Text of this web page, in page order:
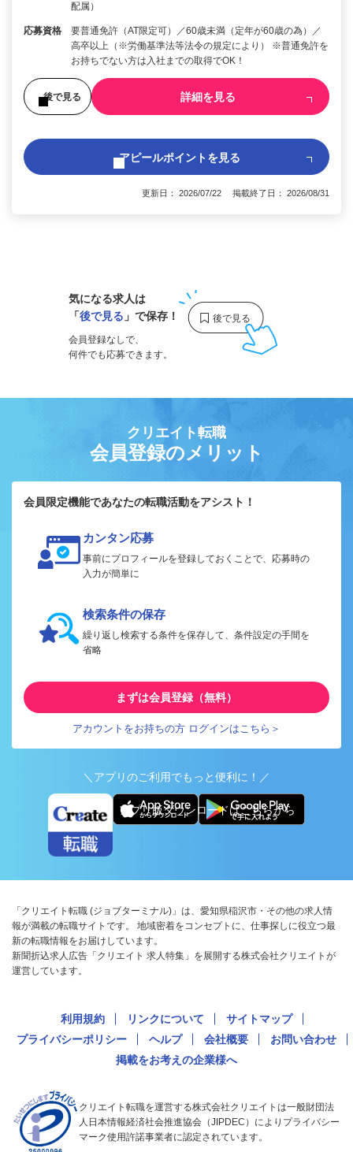
配属）
応募資格
要普通免許（AT限定可）／60歳未満（定年が60歳の為）／
高卒以上（※労働基準法等法令の規定により） ※普通免許を
お持ちでない方は入社までの取得でOK！
後で見る 詳細を見る
アピールポイントを見る
更新日： 2026/07/22 掲載終了日： 2026/08/31
気になる求人は
「後で見る 」で保存！
会員登録なしで、
何件でも応募できます。
クリエイト転職
会員登録のメリット
会員限定機能であなたの転職活動をアシスト！
カンタン応募
事前にプロフィールを登録しておくことで、応募時の
入力が簡単に
検索条件の保存
繰り返し検索する条件を保存して、条件設定の手間を
省略
まずは会員登録（無料）
アカウントをお持ちの方 ログインはこちら＞
＼アプリのご利用でもっと便利に！／
アプリ版ダウンロードはこちらから
「クリエイト転職 (ジョブターミナル)」は、愛知県稲沢市・その他の求人情
報が満載の転職サイトです。 地域密着をコンセプトに、仕事探しに役立つ最
新の転職情報をお届けしています。
新聞折込求人広告「クリエイト 求人特集」を展開する株式会社クリエイトが
運営しています。
利用規約 リンクについて
サイトマップ
プライバシーポリシー
ヘルプ 会社概要
お問い合わせ
掲載をお考えの企業様へ
クリエイト転職を運営する株式会社クリエイトは一般財団法
人日本情報経済社会推進協会（JIPDEC）によりプライバシー
マーク使用許諾事業者に認定されています。